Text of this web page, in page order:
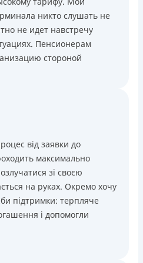
0,01% в день для нових
30 днів (після цього діє
ІПН, номер
24/7. Розглядаються
картку відразу
договору про надання
постійним клієнтам на
з програмою лояльності
постійних клієнтів
Viber, Telegram, Facebook
(ФОП)
никто слушать не
не идет навстречу
Пенсионерам
стороной
від заявки до
максимально
зі своєю
на руках. Окремо хочу
підтримки: терпляче
і допомогли